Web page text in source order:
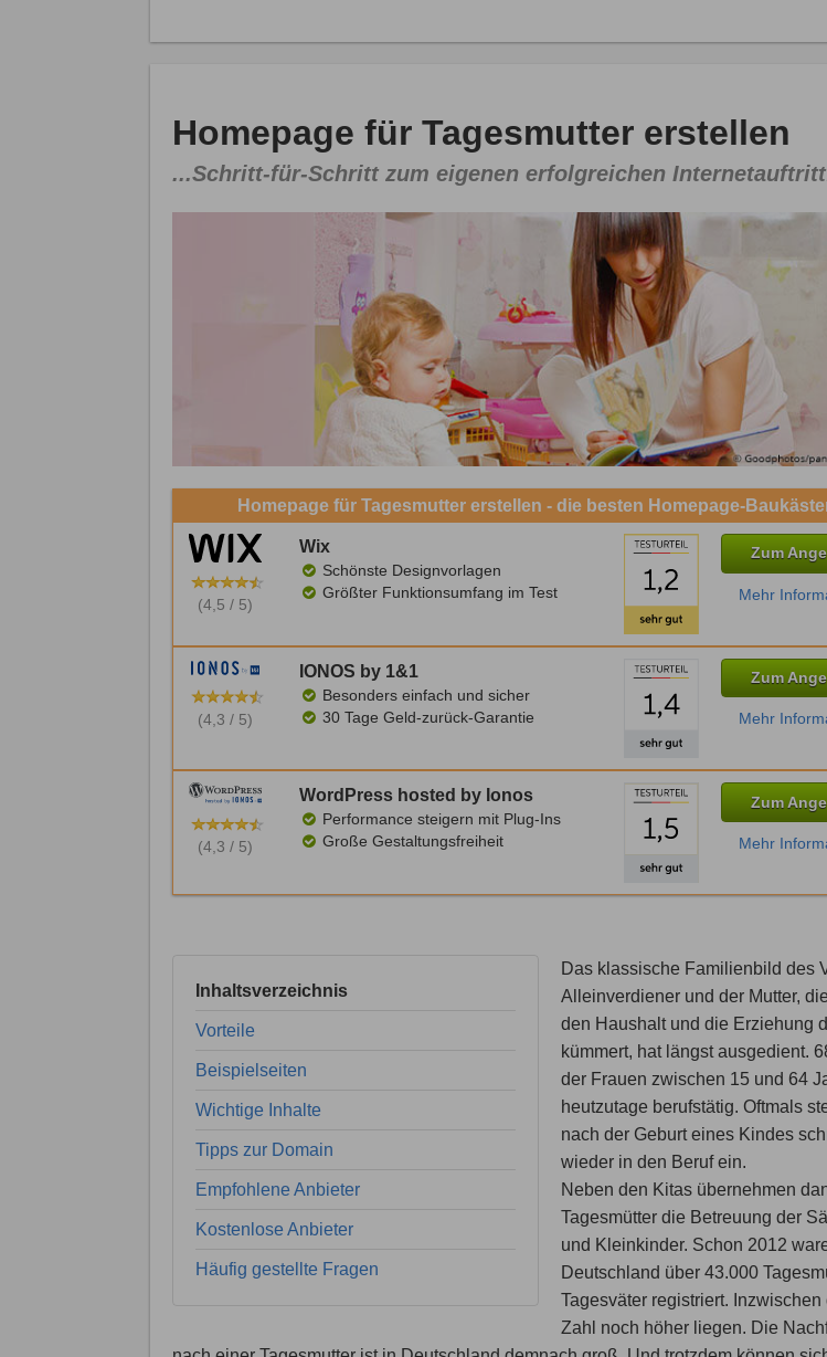
Homepage für Tagesmutter erstellen
...Schritt-für-Schritt zum eigenen erfolgreichen
Homepage für Tagesmutter erstellen - die besten Homepage-
(4,5 / 5)
Wix
Schönste Designvorlagen
Größter Funktionsumfang im Test
Zum
Mehr
(4,3 / 5)
IONOS by 1&1
Besonders einfach und sicher
30 Tage Geld-zurück-Garantie
Zum
Mehr
(4,3 / 5)
WordPress hosted by Ionos
Performance steigern mit Plug-Ins
Große Gestaltungsfreiheit
Zum
Mehr
Inhaltsverzeichnis
Vorteile
Beispielseiten
Wichtige Inhalte
Tipps zur Domain
Empfohlene Anbieter
Kostenlose Anbieter
Häufig gestellte Fragen
Das klassische Familienbild des
Alleinverdiener und der Mutter,
den Haushalt und die Erziehung
kümmert, hat längst ausgedient.
der Frauen zwischen 15 und 64
heutzutage berufstätig. Oftmals
nach der Geburt eines Kindes
wieder in den Beruf ein.
Neben den Kitas übernehmen
Tagesmütter die Betreuung der
und Kleinkinder. Schon 2012
Deutschland über 43.000
Tagesväter registriert. Inzwischen
Zahl noch höher liegen. Die